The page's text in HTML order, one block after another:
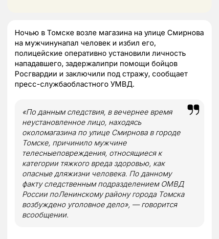
Ночью в Томске возле магазина на улице Смирнова
на мужчинунапал человек и избил его,
полицейские оперативно установили личность
нападавшего, задержалипри помощи бойцов
Росгвардии и заключили под стражу, сообщает
пресс-службаобластного УМВД.
«По данным следствия, в вечернее время
неустановленное лицо, находясь
околомагазина по улице Смирнова в городе
Томске, причинило мужчине
телесныеповреждения, относящиеся к
категории тяжкого вреда здоровью, как
опасные дляжизни человека. По данному
факту следственным подразделением ОМВД
России поЛенинскому району города Томска
возбуждено уголовное дело», — говорится
всообщении.